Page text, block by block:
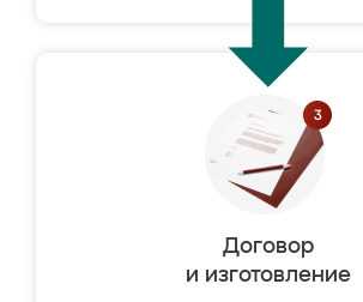
Договор
и изготовление